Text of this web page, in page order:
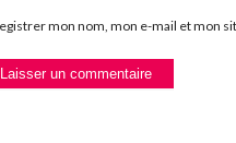
mon nom, mon e-mail et mon